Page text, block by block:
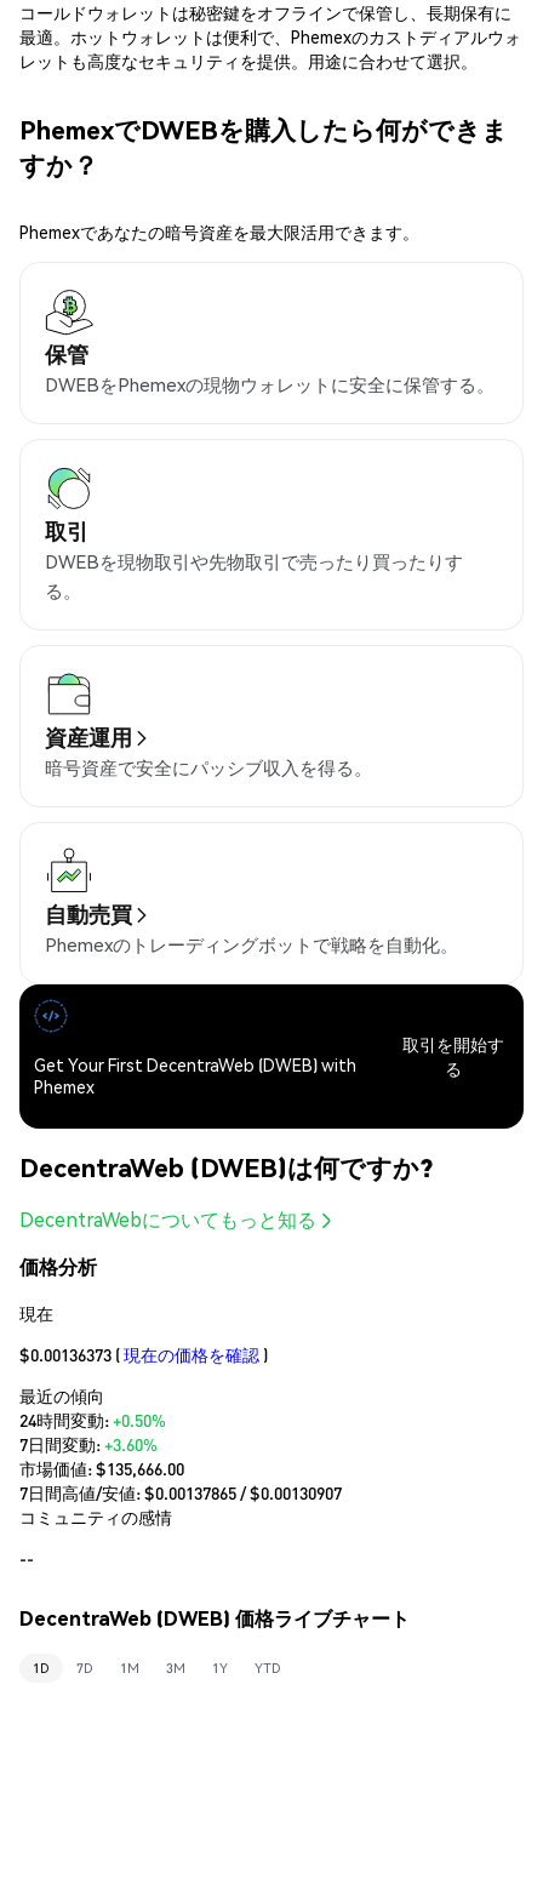
コールドウォレットは秘密鍵をオフラインで保管し、長期保有に
最適。ホットウォレットは便利で、Phemexのカストディアルウォ
レットも高度なセキュリティを提供。用途に合わせて選択。
PhemexでDWEBを購入したら何ができま
すか？
Phemexであなたの暗号資産を最大限活用できます。
保管
DWEBをPhemexの現物ウォレットに安全に保管する。
取引
DWEBを現物取引や先物取引で売ったり買ったりす
る。
資産運用
暗号資産で安全にパッシブ収入を得る。
自動売買
Phemexのトレーディングボットで戦略を自動化。
Get Your First DecentraWeb (DWEB) with
Phemex
取引を開始す
る
DecentraWeb (DWEB)は何ですか?
DecentraWebについてもっと知る
価格分析
現在
$0.00136373 (現在の価格を確認 )
最近の傾向
24時間変動:+0.50%
7日間変動:+3.60%
市場価値:$135,666.00
7日間高値/安値: $0.00137865/ $0.00130907
コミュニティの感情
--
DecentraWeb (DWEB) 価格ライブチャート
1D 7D 1M 3M 1Y YTD